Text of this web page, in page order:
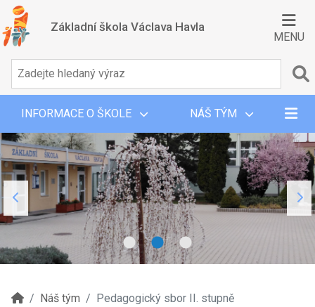
Základní škola Václava Havla
MENU
INFORMACE O ŠKOLE NÁŠ TÝM
Náš tým Pedagogický sbor II. stupně